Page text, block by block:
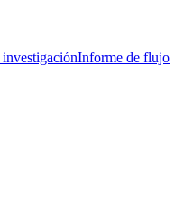
Informe de flujo